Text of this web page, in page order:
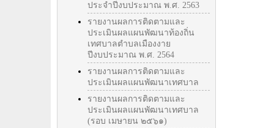
ประจำปีงบประมาณ พ.ศ. 2563
รายงานผลการติดตามและ
ประเมินผลแผนพัฒนาท้องถิ่น
เทศบาลตำบลเมืองงาย
ปีงบประมาณ พ.ศ. 2564
รายงานผลการติดตามและ
ประเมินผลแผนพัฒนาเทศบาล
รายงานผลการติดตามและ
ประเมินผลแผนพัฒนาเทศบาล
(รอบ เมษายน ๒๕๖๑)